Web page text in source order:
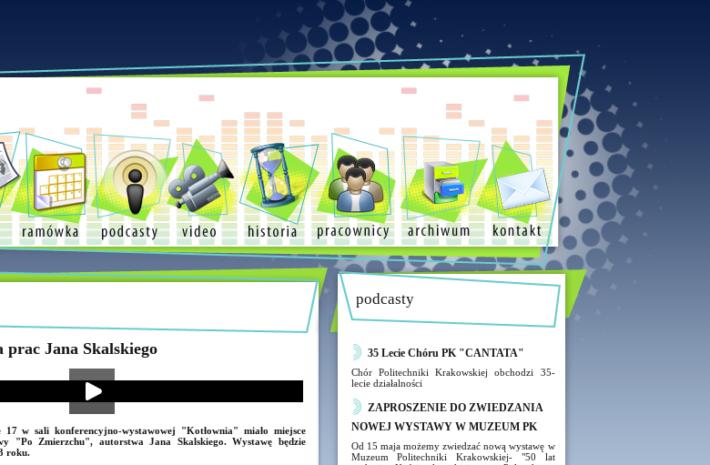
prac Jana Skalskiego
w sali konferencyjno-wystawowej "Kotłownia" miało miejsce
"Po Zmierzchu", autorstwa Jana Skalskiego. Wystawę będzie
roku.
podcasty
35 Lecie Chóru PK "CANTATA"
Chór Politechniki Krakowskiej obchodzi 35-
lecie działalności
ZAPROSZENIE DO ZWIEDZANIA
NOWEJ WYSTAWY W MUZEUM PK
Od 15 maja możemy zwiedzać nową wystawę w
Muzeum Politechniki Krakowskiej- "50 lat